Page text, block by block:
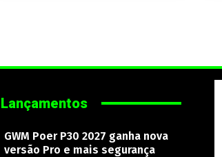
Lançamentos
GWM Poer P30 2027 ganha nova
versão Pro e mais segurança